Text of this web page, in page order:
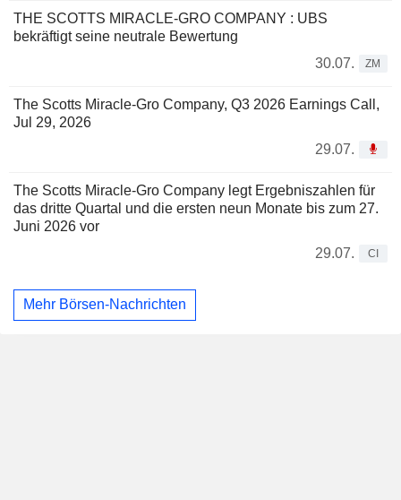
THE SCOTTS MIRACLE-GRO COMPANY : UBS
bekräftigt seine neutrale Bewertung
30.07.
ZM
The Scotts Miracle-Gro Company, Q3 2026 Earnings Call,
Jul 29, 2026
29.07.
The Scotts Miracle-Gro Company legt Ergebniszahlen für
das dritte Quartal und die ersten neun Monate bis zum 27.
Juni 2026 vor
29.07.
CI
Mehr Börsen-Nachrichten